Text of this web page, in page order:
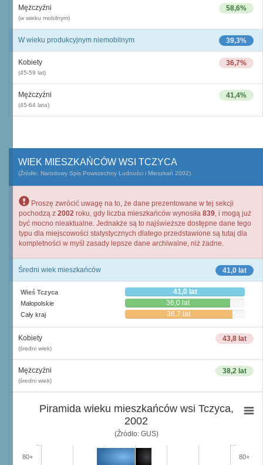
58,6%
Mężczyźni
(w wieku mobilnym)
39,3%
W wieku produkcyjnym niemobilnym
36,7%
Kobiety
(45-59 lat)
41,4%
Mężczyźni
(45-64 lata)
WIEK MIESZKAŃCÓW WSI TCZYCA
(Źródło: Narodowy Spis Powszechny Ludności i Mieszkań 2002)
Proszę zwrócić uwagę na to, że dane prezentowane w tej sekcji
pochodzą z 2002 roku, gdy liczba mieszkańców wynosiła 839, i mogą już
być mocno nieaktualne. Jednakże są to najświeższe dostępne dane tego
typu dla miejscowości statystycznych dlatego przedstawione są tutaj dla
kompletności w myśl zasady lepsze dane archiwalne, niż żadne.
41,0 lat
Średni wiek mieszkańców
Wieś Tczyca 41,0 lat
Małopolskie 36,0 lat
Cały kraj 36,7 lat
43,8 lat
Kobiety
(średni wiek)
38,2 lat
Mężczyźni
(średni wiek)
Piramida wieku mieszkańców wsi Tczyca,
2002
(Źródło: GUS)
80+ 80+